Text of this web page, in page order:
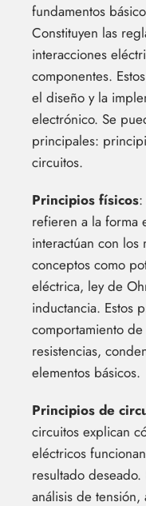
fundamentos
Constituyen las
interacciones
componentes.
el diseño y la
electrónico. Se
principales:
circuitos.
Principios físicos
refieren a la forma
interactúan con los
conceptos como
eléctrica, ley de
inductancia. Estos
comportamiento
resistencias,
elementos básicos.
Principios de
circuitos explican
eléctricos
resultado
análisis de